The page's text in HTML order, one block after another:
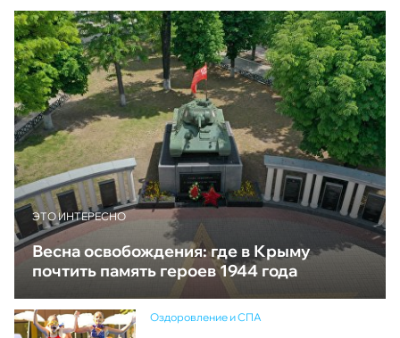
ЭТО ИНТЕРЕСНО
Весна освобождения: где в Крыму
почтить память героев 1944 года
Оздоровление и СПА